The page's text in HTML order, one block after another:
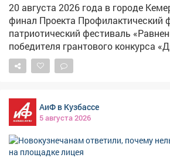
20 августа 2026 года в городе
финал Проекта Профилактический
патриотический фестиваль
победителя грантового конкурса
Первых-2026». В мероприятии примут участие
победители муниципального этапа
Кузбасса. Состав команды 6
числа несовершеннолетних,
вида профилактических учетов и 3
курсантов военно-патриотических
объединений. Фестиваль начнётся
АиФ в Кузбассе
5 августа 2026